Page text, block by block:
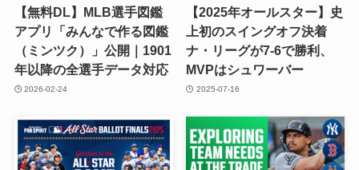
【無料DL】MLB選手図鑑
アプリ「みんなで作る図鑑
（ミンツク）」公開｜1901
年以降の全選手データ対応
2026-02-24
【2025年オールスター】史
上初のスイングオフ決着
ナ・リーグが7-6で勝利、
MVPはシュワーバー
2025-07-16